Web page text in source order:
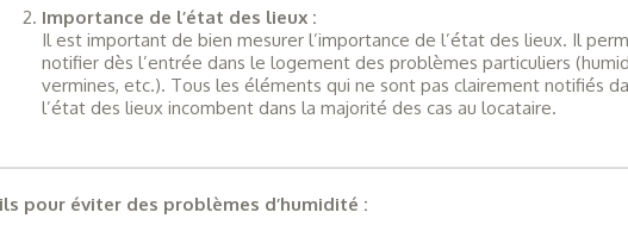
Importance de l’état des lieux :
Il est important de bien mesurer l’importance de l’état des lieux. Il
notifier dès l’entrée dans le logement des problèmes particuliers
vermines, etc.). Tous les éléments qui ne sont pas clairement notifiés
l’état des lieux incombent dans la majorité des cas au locataire.
pour éviter des problèmes d’humidité :